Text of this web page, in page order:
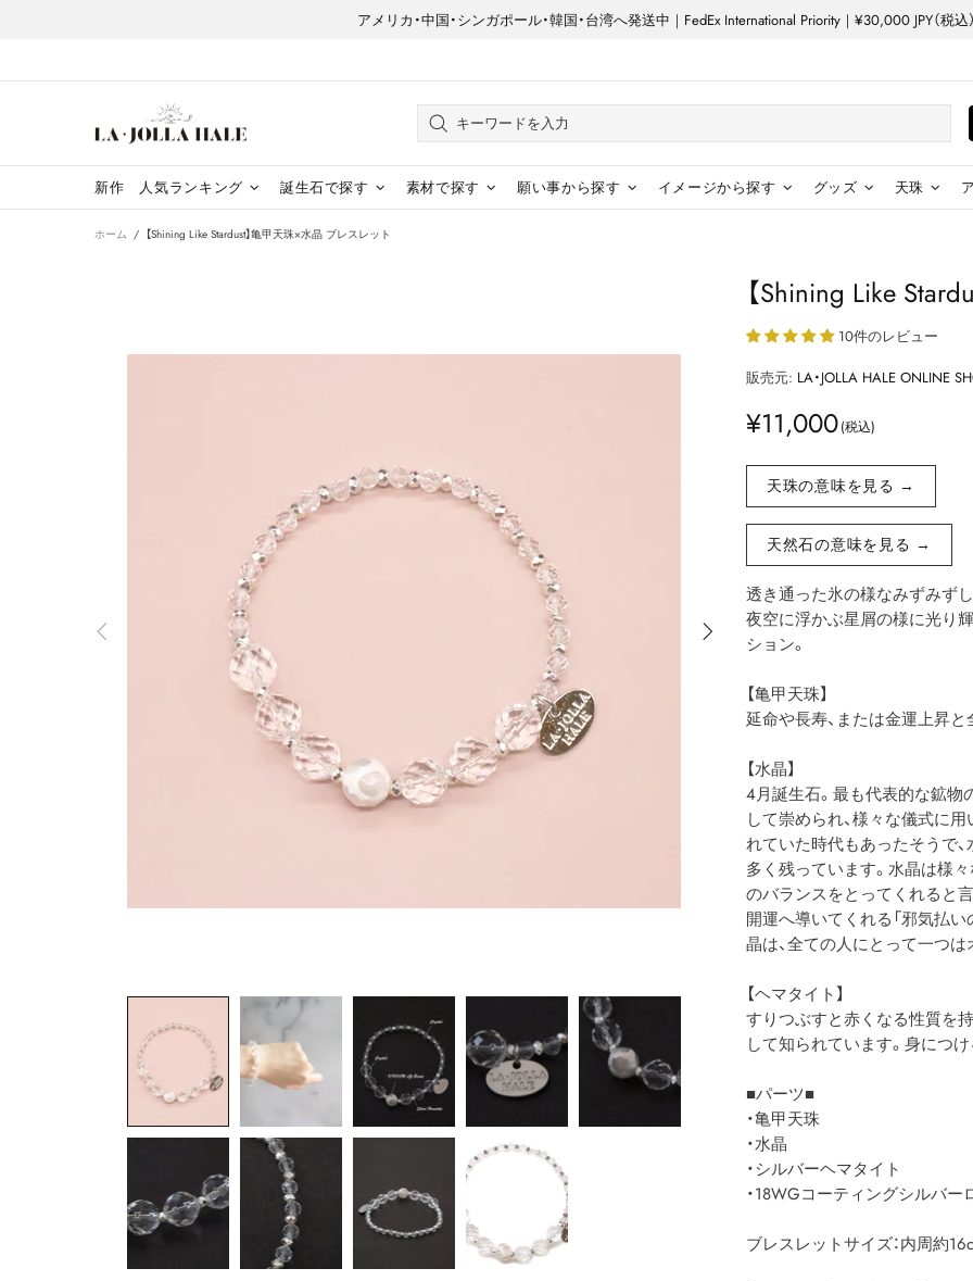
アメリカ・中国・シンガポール・韓国・台湾へ発送中｜FedEx International Priority｜¥30,000 JPY（税
新作 人気ランキング 誕生石で探す 素材で探す 願い事から探す イメージから探す グッズ 天珠
ホーム 【Shining Like Stardust】亀甲天珠×水晶 ブレスレット
【Shining Like
10件のレビュー
販売元: LA・JOLLA HALE ONLINE
¥11,000
天珠の意味を見る →
天然石の意味を見る →
透き通った氷の様なみずみず
夜空に浮かぶ星屑の様に光り輝
ション。
【亀甲天珠】
延命や長寿、または金運上昇
【水晶】
4月誕生石。最も代表的な鉱物
して崇められ、様々な儀式に
れていた時代もあったそうで
多く残っています。水晶は様
のバランスをとってくれると
開運へ導いてくれる「邪気払い
晶は、全ての人にとって一つ
【ヘマタイト】
すりつぶすと赤くなる性質を
して知られています。身につ
■パーツ■
・亀甲天珠
・水晶
・シルバーヘマタイト
・18WGコーティングシルバー
ブレスレットサイズ：内周約